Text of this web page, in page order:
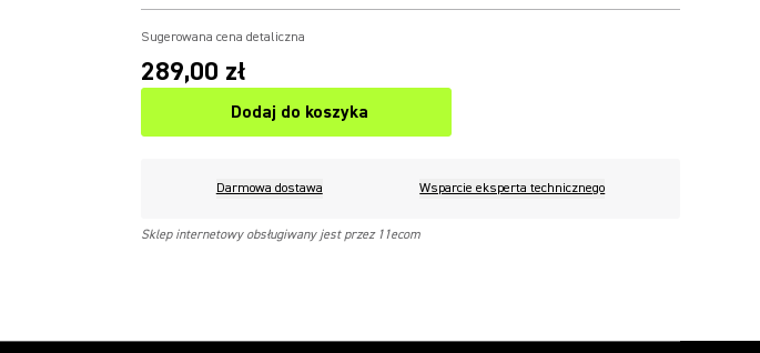
Sugerowana cena detaliczna
289,00 zł
Dodaj do koszyka
Darmowa dostawa Wsparcie eksperta technicznego
Sklep internetowy obsługiwany jest przez 11ecom